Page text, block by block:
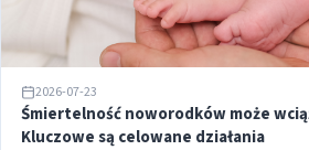
2026-07-23
Śmiertelność noworodków może
Kluczowe są celowane działania